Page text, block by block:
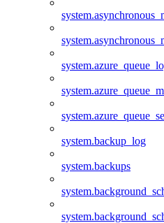
system.backup_log
system.backups